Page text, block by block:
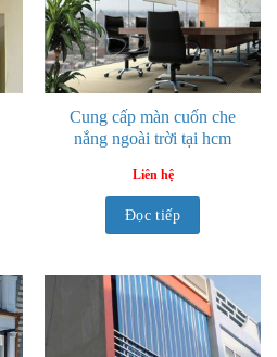
Cung cấp màn cuốn che
nắng ngoài trời tại hcm
Liên hệ
Đọc tiếp